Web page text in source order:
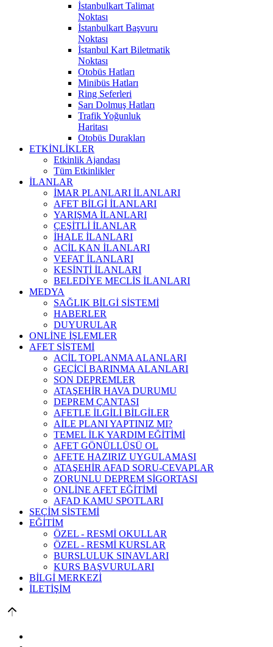
İstanbulkart Talimat
Noktası
İstanbulkart Başvuru
Noktası
İstanbul Kart Biletmatik
Noktası
Otobüs Hatları
Minibüs Hatları
Ring Seferleri
Sarı Dolmuş Hatları
Trafik Yoğunluk
Haritası
Otobüs Durakları
ETKİNLİKLER
Etkinlik Ajandası
Tüm Etkinlikler
İLANLAR
İMAR PLANLARI İLANLARI
AFET BİLGİ İLANLARI
YARIŞMA İLANLARI
ÇEŞİTLİ İLANLAR
İHALE İLANLARI
ACİL KAN İLANLARI
VEFAT İLANLARI
KESİNTİ İLANLARI
BELEDİYE MECLİS İLANLARI
MEDYA
SAĞLIK BİLGİ SİSTEMİ
HABERLER
DUYURULAR
ONLİNE İŞLEMLER
AFET SİSTEMİ
ACİL TOPLANMA ALANLARI
GEÇİCİ BARINMA ALANLARI
SON DEPREMLER
ATAŞEHİR HAVA DURUMU
DEPREM ÇANTASI
AFETLE İLGİLİ BİLGİLER
AİLE PLANI YAPTINIZ MI?
TEMEL İLK YARDIM EĞİTİMİ
AFET GÖNÜLLÜSÜ OL
AFETE HAZIRIZ UYGULAMASI
ATAŞEHİR AFAD SORU-CEVAPLAR
ZORUNLU DEPREM SİGORTASI
ONLİNE AFET EĞİTİMİ
AFAD KAMU SPOTLARI
SEÇİM SİSTEMİ
EĞİTİM
ÖZEL - RESMİ OKULLAR
ÖZEL - RESMİ KURSLAR
BURSLULUK SINAVLARI
KURS BAŞVURULARI
BİLGİ MERKEZİ
İLETİŞİM